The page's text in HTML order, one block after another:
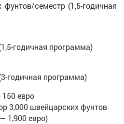
семестр (1,5-годичная
годичная программа)
годичная программа)
евро
3,000 швейцарских фунтов
1,900 евро)